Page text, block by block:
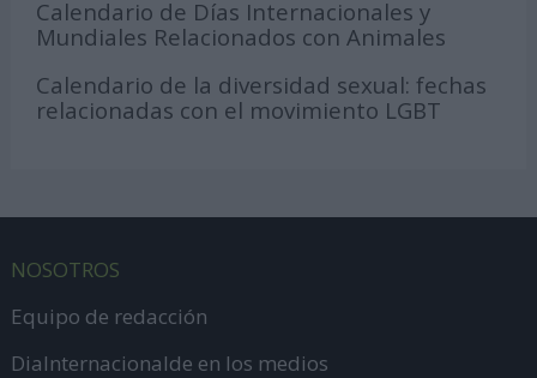
Calendario de Días Internacionales y
Mundiales Relacionados con Animales
Calendario de la diversidad sexual: fechas
relacionadas con el movimiento LGBT
NOSOTROS
Equipo de redacción
DiaInternacionalde en los medios